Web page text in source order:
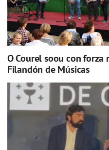
O Courel soou con forza
Filandón de Músicas